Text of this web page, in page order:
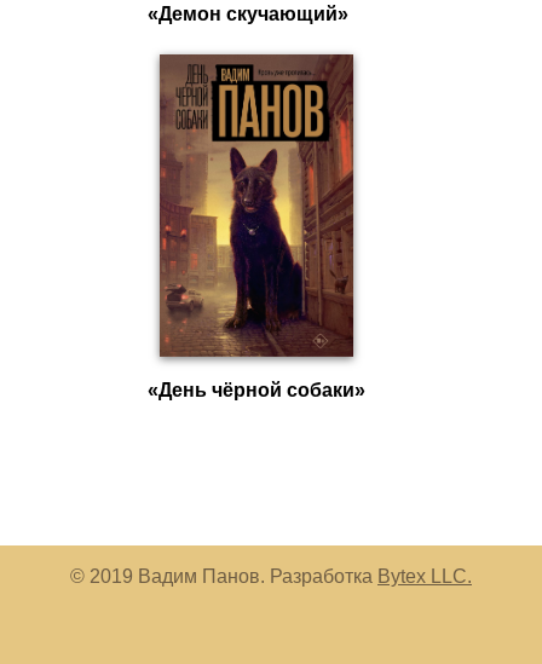
«Демон скучающий»
«День чёрной собаки»
© 2019 Вадим Панов. Разработка Bytex LLC.